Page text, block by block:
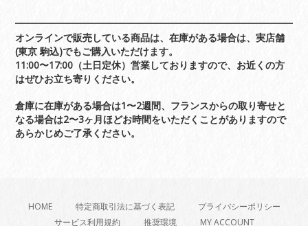
オンラインで販売している商品は、在庫がある場合は、実店舗
(東京 駒込)でもご購入いただけます。
11:00〜17:00（土日定休）営業しておりますので、お近くの方
はぜひお立ち寄りください。
倉庫に在庫がある場合は1〜2週間、フランスからの取り寄せと
なる場合は2〜3ヶ月ほどお時間をいただくことがありますので
あらかじめご了承ください。
HOME 特定商取引法に基づく表記
プライバシーポリシー
サービス利用規約
推奨環境 MY ACCOUNT